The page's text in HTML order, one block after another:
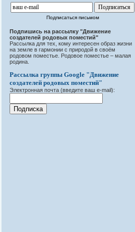
Подписаться письмом
Подпишись на рассылку "Движение
создателей родовых поместий"
Рассылка для тех, кому интересен образ жизни
на земле в гармонии с природой в своём
родовом поместье. Родовое поместье – малая
родина.
Рассылка группы Google "Движение
создателей родовых поместий"
Электронная почта (введите ваш e-mail):